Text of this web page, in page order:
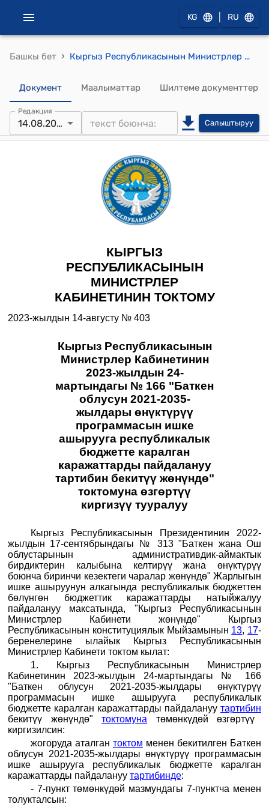
KG RU
Башкы бет › Кыргыз Республикасынын Министрлер Кабинетинин 2023-жылдын 14-августундагы № 403 "Кыргыз Республикасынын Министрлер Кабинетинин 2023-жылдын 24-мартындагы № 166 "Баткен облусун 2021-2035-жылдары өнүктүрүү программасын ишке ашырууга республикалык бюджетте каралган каражаттарды пайдалануу тартибин бекитүү жөнүндө" токтомуна өзгөртүү киргизүү тууралуу" Токтому
Документ Маалыматтар Шилтеме документтер
Редакция
14.08.2023 Салыштыруу